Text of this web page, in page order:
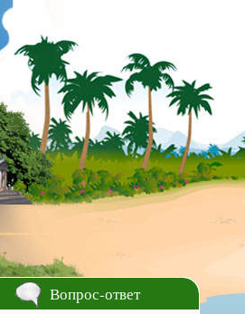
Вопрос-ответ